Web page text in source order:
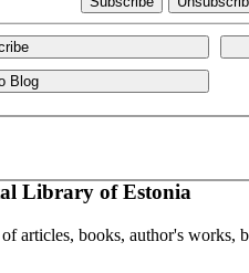
Blog
Library of Estonia
articles, books, author's